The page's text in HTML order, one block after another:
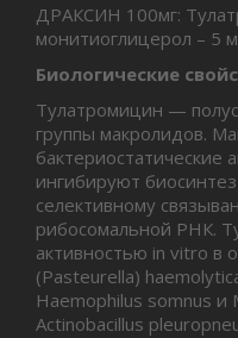
ДРАКСИН 100мг:
монитиоглицерол – 5
Биологические
Тулатромицин —
группы макролидов.
бактериостатические
ингибируют
селективному
рибосомальной РНК.
активностью in vitro в
(Pasteurella)
Haemophilus somnus и
Actinobacillus